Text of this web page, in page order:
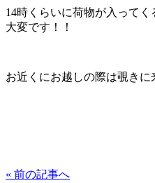
14時くらいに荷物が入って
大変です！！
お近くにお越しの際は覗き
« 前の記事へ